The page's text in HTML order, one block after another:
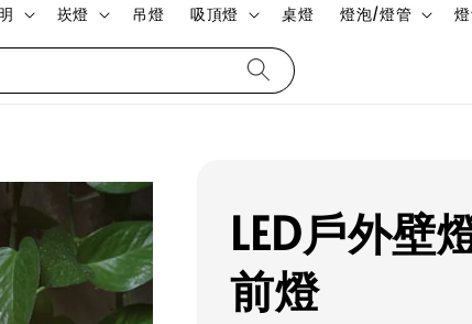
崁燈 吊燈 吸頂燈 桌燈 燈泡/燈管
LED戶外壁
前燈